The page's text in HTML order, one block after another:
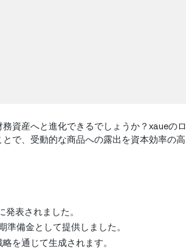
資産へと進化できるでしょうか？xaueのロ
で、受動的な商品への露出を資本効率の高
表されました。
備金として提供しました。
を通じて生成されます。